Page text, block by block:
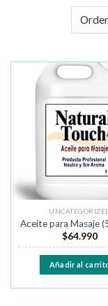
Aceite para Masaje
$64.990
Añadir al